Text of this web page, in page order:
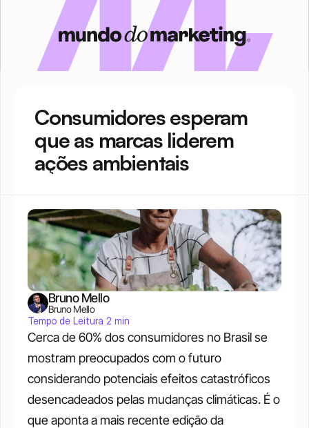
Consumidores esperam
que as marcas liderem
ações ambientais
Cerca de 60% dos consumidores no Brasil se
mostram preocupados com o futuro
considerando potenciais efeitos catastróficos
desencadeados pelas mudanças climáticas. É o
que aponta a mais recente edição da
Bruno Mello
Bruno Mello
Tempo de Leitura 2 min